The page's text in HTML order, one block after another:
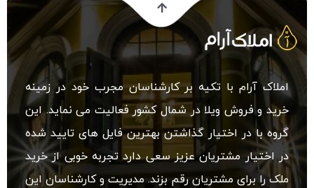
املاک آرام با تکیه بر کارشناسان مجرب خود در زمینه
خرید و فروش ویلا در شمال کشور فعالیت می نماید. این
گروه با در اختیار گذاشتن بهترین فایل های تایید شده
در اختیار مشتریان عزیز سعی دارد تجربه خوبی از خرید
ملک را برای مشتریان رقم بزند. مدیریت و کارشناسان این